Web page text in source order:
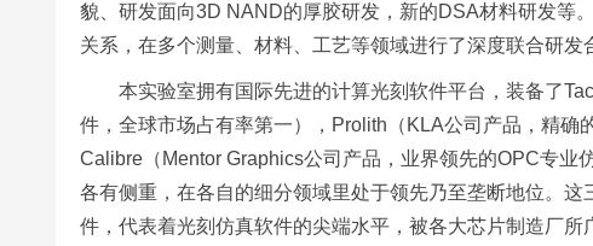
貌、研发面向3D NAND的厚胶研发，新的DSA材料研发等
关系，在多个测量、材料、工艺等领域进行了深度联合研发
本实验室拥有国际先进的计算光刻软件平台，装备了
件，全球市场占有率第一），Prolith（KLA公司产品，精确
Calibre（Mentor Graphics公司产品，业界领先的OPC专
各有侧重，在各自的细分领域里处于领先乃至垄断地位。
件，代表着光刻仿真软件的尖端水平，被各大芯片制造厂